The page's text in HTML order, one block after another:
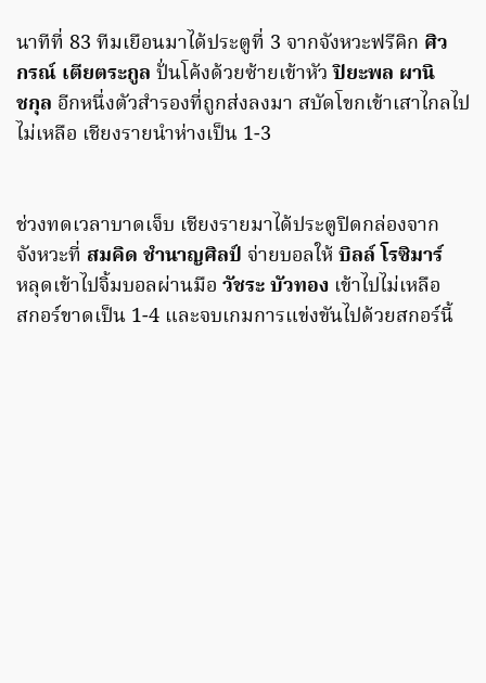
นาทีที่ 83 ทีมเยือนมาได้ประตูที่ 3 จากจังหวะฟรีคิก ศิว
กรณ์ เตียตระกูล ปั่นโค้งด้วยซ้ายเข้าหัวปิยะพล ผานิ
ชกุล อีกหนึ่งตัวสำรองที่ถูกส่งลงมา สบัดโขกเข้าเสาไกลไป
ไม่เหลือ เชียงรายนำห่างเป็น 1-3
ช่วงทดเวลาบาดเจ็บ เชียงรายมาได้ประตูปิดกล่องจาก
จังหวะที่ สมคิด ชำนาญศิลป์ จ่ายบอลให้ บิลล์ โรซิมาร์
หลุดเข้าไปจิ้มบอลผ่านมือ วัชระ บัวทอง เข้าไปไม่เหลือ
สกอร์ขาดเป็น 1-4 และจบเกมการแข่งขันไปด้วยสกอร์นี้